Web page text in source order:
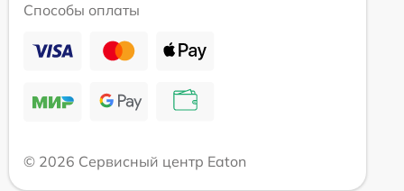
Способы оплаты
© 2026 Сервисный центр Eaton